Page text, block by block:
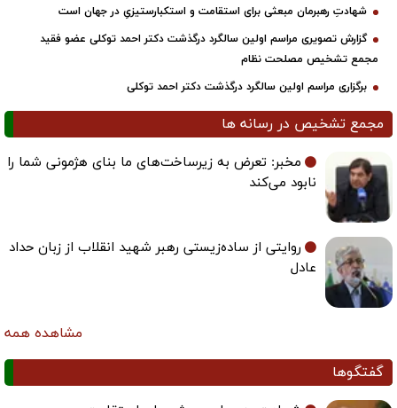
شهادتِ رهبرمان مبعثی برای استقامت و استکبارستیزیِ در جهان است
گزارش تصویری مراسم اولین سالگرد درگذشت دکتر احمد توکلی عضو فقید
مجمع تشخیص مصلحت نظام
برگزاری مراسم اولین سالگرد درگذشت دکتر احمد توکلی
مجمع تشخیص در رسانه ها
مخبر: تعرض به زیرساخت‌های ما بنای هژمونی شما را
نابود می‌کند
روایتی از ساده‌زیستی رهبر شهید انقلاب از زبان حداد
عادل
مشاهده همه
گفتگوها